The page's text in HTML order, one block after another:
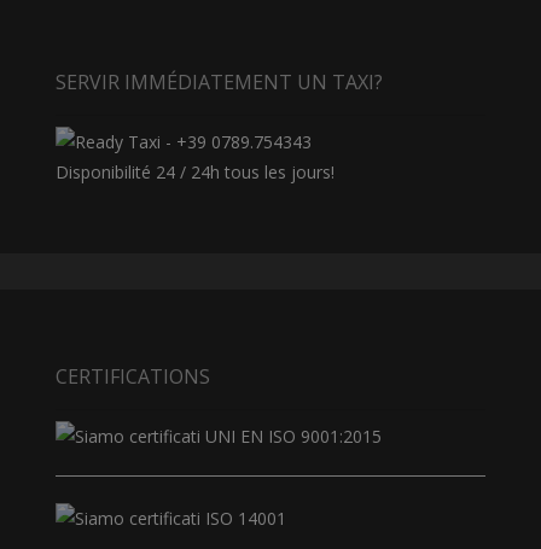
SERVIR IMMÉDIATEMENT UN TAXI?
Disponibilité 24 / 24h tous les jours!
CERTIFICATIONS